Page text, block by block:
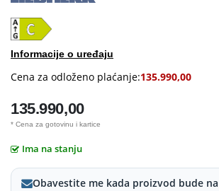
Informacije o uređaju
Cena za odloženo plaćanje:135.990,00
135.990,00
* Cena za gotovinu i kartice
Ima na stanju
Obavestite me kada proizvod bude